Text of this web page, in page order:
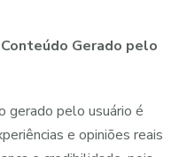
Gerado pelo
gerado pelo usuário é
e opiniões reais